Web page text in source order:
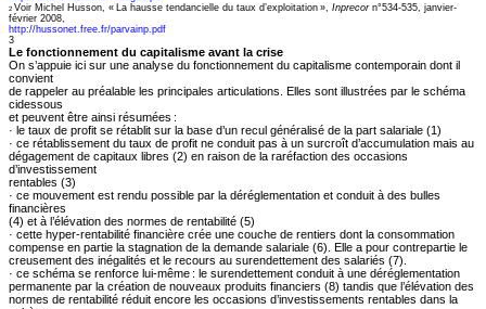
2 Voir Michel Husson, « La hausse tendancielle du taux d’exploitation », Inprecor n°534-535, janvier-
février 2008,
http://hussonet.free.fr/parvainp.pdf
3
Le fonctionnement du capitalisme avant la crise
On s’appuie ici sur une analyse du fonctionnement du capitalisme contemporain dont il
convient
de rappeler au préalable les principales articulations. Elles sont illustrées par le schéma
cidessous
et peuvent être ainsi résumées :
· le taux de profit se rétablit sur la base d’un recul généralisé de la part salariale (1)
· ce rétablissement du taux de profit ne conduit pas à un surcroît d’accumulation mais au
dégagement de capitaux libres (2) en raison de la raréfaction des occasions
d’investissement
rentables (3)
· ce mouvement est rendu possible par la déréglementation et conduit à des bulles
financières
(4) et à l’élévation des normes de rentabilité (5)
· cette hyper-rentabilité financière crée une couche de rentiers dont la consommation
compense en partie la stagnation de la demande salariale (6). Elle a pour contrepartie le
creusement des inégalités et le recours au surendettement des salariés (7).
· ce schéma se renforce lui-même : le surendettement conduit à une déréglementation
permanente par la création de nouveaux produits financiers (8) tandis que l’élévation des
normes de rentabilité réduit encore les occasions d’investissements rentables dans la